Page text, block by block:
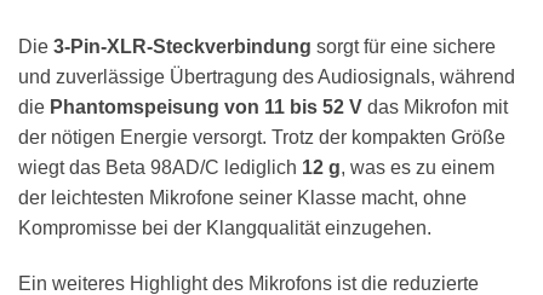
Die 3-Pin-XLR-Steckverbindung sorgt für eine sichere
und zuverlässige Übertragung des Audiosignals, während
die Phantomspeisung von 11 bis 52 V das Mikrofon mit
der nötigen Energie versorgt. Trotz der kompakten Größe
wiegt das Beta 98AD/C lediglich 12 g, was es zu einem
der leichtesten Mikrofone seiner Klasse macht, ohne
Kompromisse bei der Klangqualität einzugehen.
Ein weiteres Highlight des Mikrofons ist die reduzierte